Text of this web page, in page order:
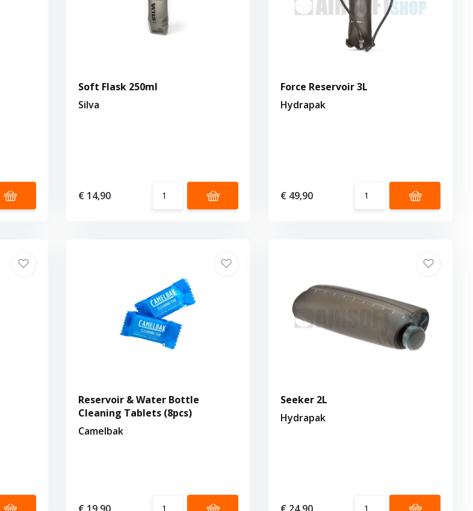
Soft Flask 250ml
Silva
€ 14,90
Force Reservoir 3L
Hydrapak
€ 49,90
Reservoir & Water Bottle
Cleaning Tablets (8pcs)
Camelbak
Seeker 2L
Hydrapak